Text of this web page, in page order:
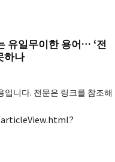
유일무이한 용어… ‘전
하나
니다. 전문은 링크를 참조해